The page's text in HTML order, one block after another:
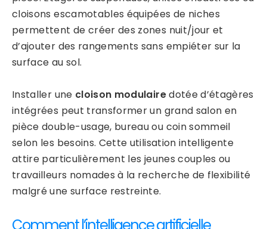
cloisons escamotables équipées de niches
permettent de créer des zones nuit/jour et
d’ajouter des rangements sans empiéter sur la
surface au sol.
Installer une cloison modulairedotée d’étagères
intégrées peut transformer un grand salon en
pièce double-usage, bureau ou coin sommeil
selon les besoins. Cette utilisation intelligente
attire particulièrement les jeunes couples ou
travailleurs nomades à la recherche de flexibilité
malgré une surface restreinte.